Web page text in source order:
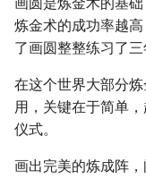
炼金术的成功率越
了画圆整整练习了
在这个世界大部分
用，关键在于简单
仪式。
画出完美的炼成阵